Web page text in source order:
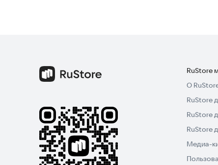
RuStore
О
RuStore
RuStore
RuStore
Медиа-